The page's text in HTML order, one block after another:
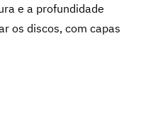
e a profundidade
os discos, com capas